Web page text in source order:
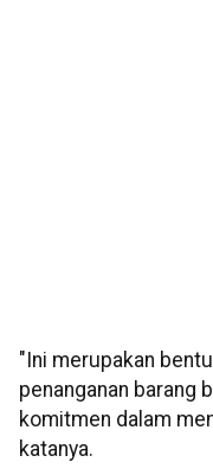
"Ini merupakan
penanganan barang
komitmen dalam
katanya.